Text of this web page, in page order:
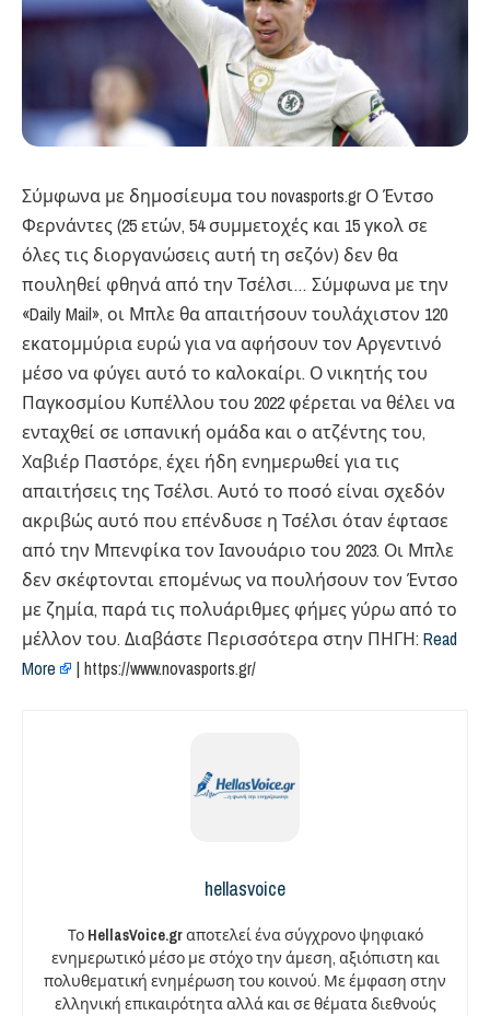
Σύμφωνα με δημοσίευμα του novasports.gr Ο Έντσο
Φερνάντες (25 ετών, 54 συμμετοχές και 15 γκολ σε
όλες τις διοργανώσεις αυτή τη σεζόν) δεν θα
πουληθεί φθηνά από την Τσέλσι… Σύμφωνα με την
«Daily Mail», οι Μπλε θα απαιτήσουν τουλάχιστον 120
εκατομμύρια ευρώ για να αφήσουν τον Αργεντινό
μέσο να φύγει αυτό το καλοκαίρι. Ο νικητής του
Παγκοσμίου Κυπέλλου του 2022 φέρεται να θέλει να
ενταχθεί σε ισπανική ομάδα και ο ατζέντης του,
Χαβιέρ Παστόρε, έχει ήδη ενημερωθεί για τις
απαιτήσεις της Τσέλσι. Αυτό το ποσό είναι σχεδόν
ακριβώς αυτό που επένδυσε η Τσέλσι όταν έφτασε
από την Μπενφίκα τον Ιανουάριο του 2023. Οι Μπλε
δεν σκέφτονται επομένως να πουλήσουν τον Έντσο
με ζημία, παρά τις πολυάριθμες φήμες γύρω από το
μέλλον του. Διαβάστε Περισσότερα στην ΠΗΓΗ: Read
More
| https://www.novasports.gr/
hellasvoice
Το HellasVoice.grαποτελεί ένα σύγχρονο ψηφιακό
ενημερωτικό μέσο με στόχο την άμεση, αξιόπιστη και
πολυθεματική ενημέρωση του κοινού. Με έμφαση στην
ελληνική επικαιρότητα αλλά και σε θέματα διεθνούς